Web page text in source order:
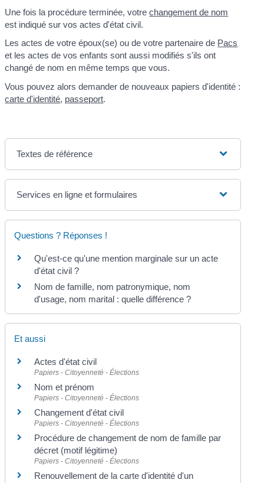
Une fois la procédure terminée, votrechangement de nom
est indiqué sur vos actes d'état civil.
Les actes de votre époux(se) ou de votre partenaire de Pacs
et les actes de vos enfants sont aussi modifiés s'ils ont
changé de nom en même temps que vous.
Vous pouvez alors demander de nouveaux papiers d'identité :
carte d'identité, passeport.
Textes de référence
Services en ligne et formulaires
Questions ? Réponses !
Qu'est-ce qu'une mention marginale sur un acte
d'état civil ?
Nom de famille, nom patronymique, nom
d'usage, nom marital : quelle différence ?
Et aussi
Actes d'état civil
Papiers - Citoyenneté - Élections
Nom et prénom
Papiers - Citoyenneté - Élections
Changement d'état civil
Papiers - Citoyenneté - Élections
Procédure de changement de nom de famille par
décret (motif légitime)
Papiers - Citoyenneté - Élections
Renouvellement de la carte d'identité d'un